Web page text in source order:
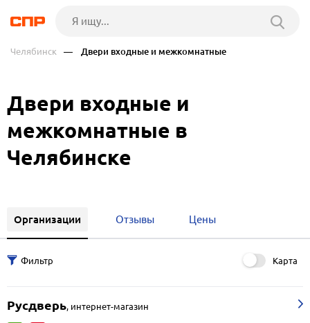
Челябинск — Двери входные и межкомнатные
Двери входные и
межкомнатные в
Челябинске
Организации Отзывы Цены
Карта
Русдверь, интернет-магазин